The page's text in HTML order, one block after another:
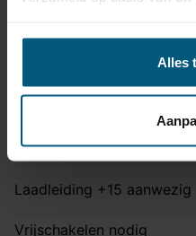
Alles
Stekkeraansluiting
uitschakeling
Permanente stroom +30
aanwezig
Laadleiding +15 aanwezig
Vrijschakelen nodig